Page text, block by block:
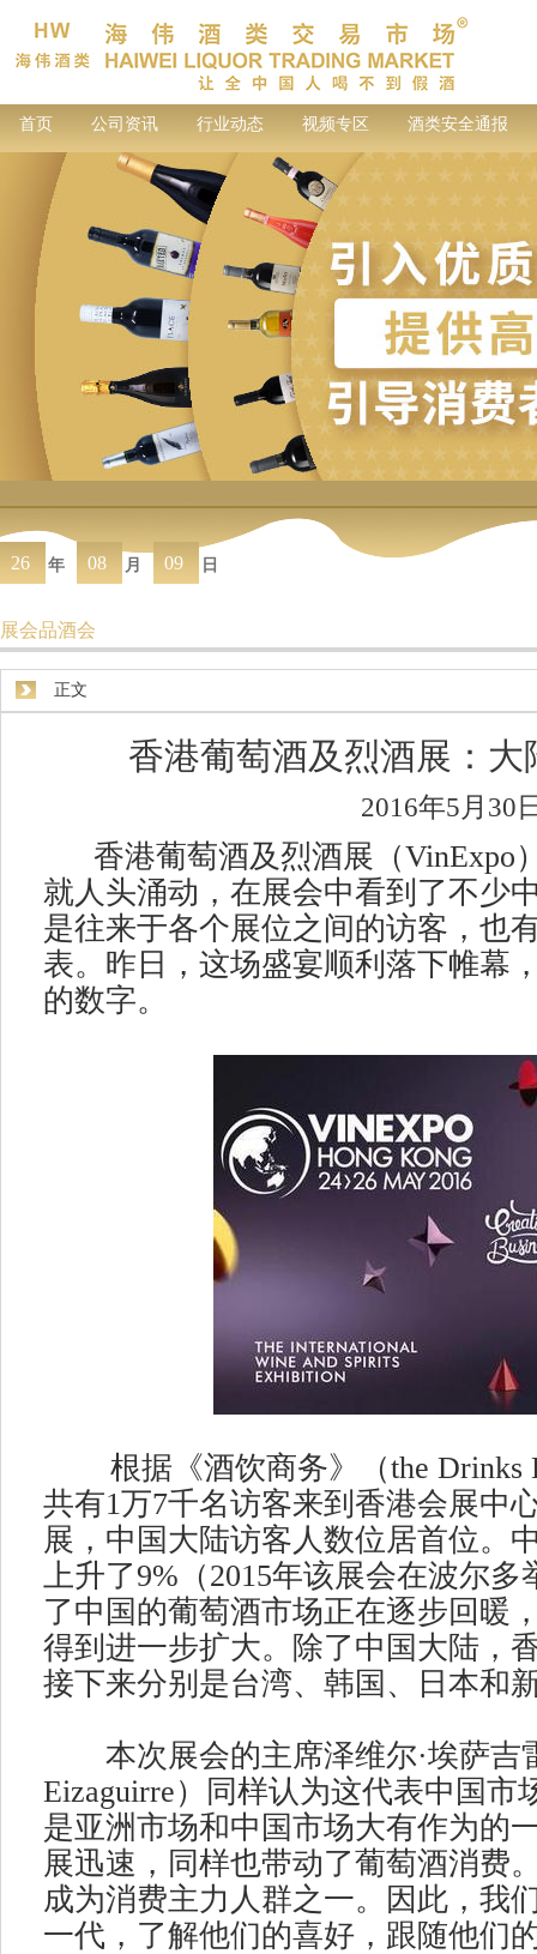
首页 公司资讯 行业动态 视频专区 酒类安全通报
26 年 08 月 09 日
展会品酒会
正文
香港葡萄酒及烈酒展：
2016年5月30
香港葡萄酒及烈酒展（VinExpo
就人头涌动，在展会中看到了不少
是往来于各个展位之间的访客，也
表。昨日，这场盛宴顺利落下帷幕
的数字。
根据《酒饮商务》（the Drinks
共有1万7千名访客来到香港会展中
展，中国大陆访客人数位居首位。
上升了9%（2015年该展会在波尔
了中国的葡萄酒市场正在逐步回暖
得到进一步扩大。除了中国大陆，
接下来分别是台湾、韩国、日本和
本次展会的主席泽维尔·埃萨吉
Eizaguirre）同样认为这代表中国市
是亚洲市场和中国市场大有作为的
展迅速，同样也带动了葡萄酒消费
成为消费主力人群之一。因此，我
一代，了解他们的喜好，跟随他们